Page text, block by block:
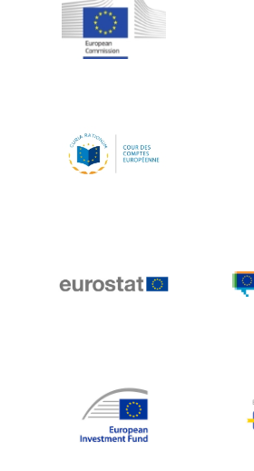
Jean-Louis Schiltz
Jean-Victor Louis
Johnny Åkerholm
Katharien L.C. Hunt
Klaus-Heiner Lehne
Koen LENAERTS
Lars Heikensten